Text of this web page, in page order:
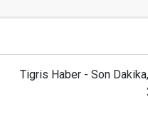
Tigris Haber - Son